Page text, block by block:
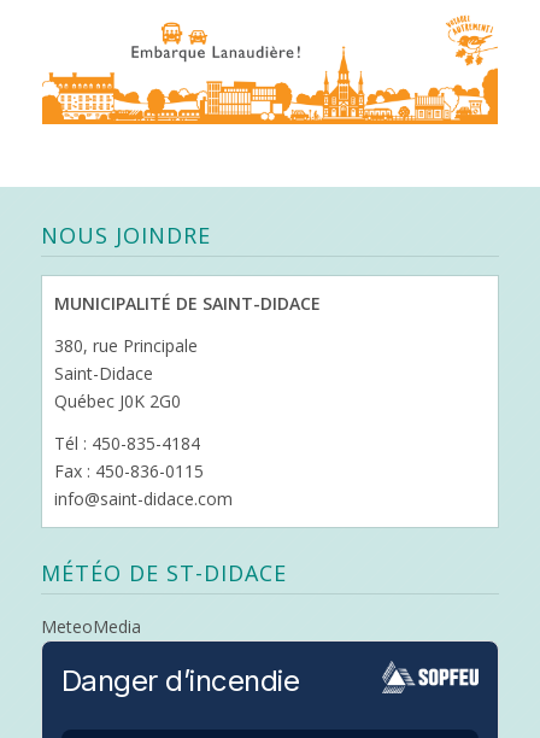
NOUS JOINDRE
MUNICIPALITÉ DE SAINT-DIDACE
380, rue Principale
Saint-Didace
Québec J0K 2G0
Tél : 450-835-4184
Fax : 450-836-0115
info@saint-didace.com
MÉTÉO DE ST-DIDACE
MeteoMedia
Danger d’incendie